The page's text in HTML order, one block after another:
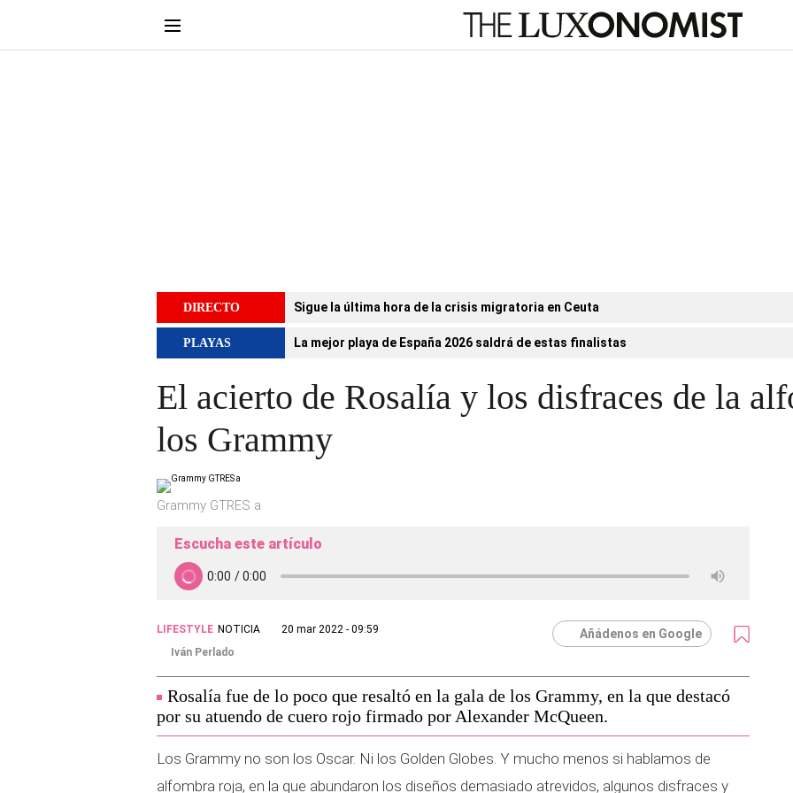
DIRECTO Sigue la última hora de la crisis migratoria en Ceuta
PLAYAS La mejor playa de España 2026 saldrá de estas finalistas
El acierto de Rosalía y los disfraces de la
los Grammy
Grammy GTRES a
Escucha este artículo
LIFESTYLE NOTICIA
20 mar 2022 - 09:59
Iván Perlado
Añádenos en Google
Rosalía fue de lo poco que resaltó en la gala de los Grammy, en la que destacó
por su atuendo de cuero rojo firmado por Alexander McQueen.
Los Grammy no son los Oscar. Ni los Golden Globes. Y mucho menos si hablamos de
alfombra roja, en la que abundaron los diseños demasiado atrevidos, algunos disfraces y